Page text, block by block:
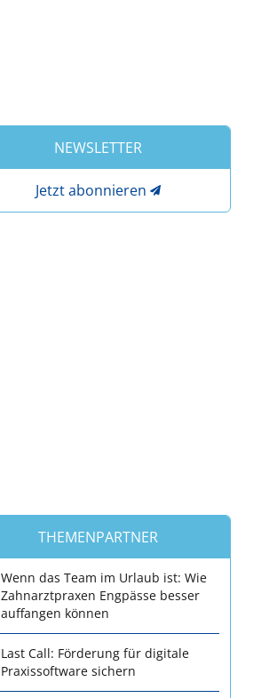
NEWSLETTER
Jetzt abonnieren
THEMENPARTNER
Wenn das Team im Urlaub ist: Wie
Zahnarztpraxen Engpässe besser
auffangen können
Last Call: Förderung für digitale
Praxissoftware sichern